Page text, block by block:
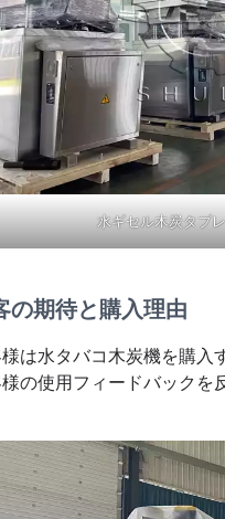
水ギセル木炭タブ
の期待と購入理由
は水タバコ木炭機を購入
の使用フィードバックを